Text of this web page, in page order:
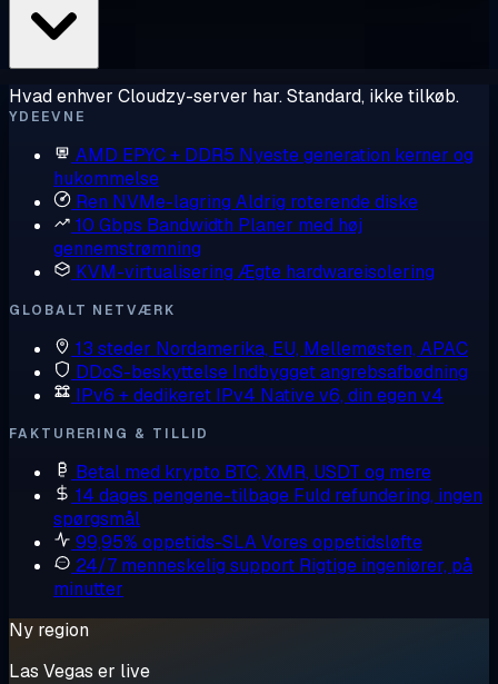
Hvad enhver Cloudzy-server har. Standard, ikke tilkøb.
YDEEVNE
AMD EPYC + DDR5 Nyeste generation kerner og
hukommelse
Ren NVMe-lagring Aldrig roterende diske
10 Gbps Bandwidth Planer med høj
gennemstrømning
KVM-virtualisering Ægte hardwareisolering
GLOBALT NETVÆRK
13 steder Nordamerika, EU, Mellemøsten, APAC
DDoS-beskyttelse Indbygget angrebsafbødning
IPv6 + dedikeret IPv4 Native v6, din egen v4
FAKTURERING & TILLID
Betal med krypto BTC, XMR, USDT og mere
14 dages pengene-tilbage Fuld refundering, ingen
spørgsmål
99,95% oppetids-SLAVores oppetidsløfte
24/7 menneskelig support Rigtige ingeniører, på
minutter
Ny region
Las Vegas er live